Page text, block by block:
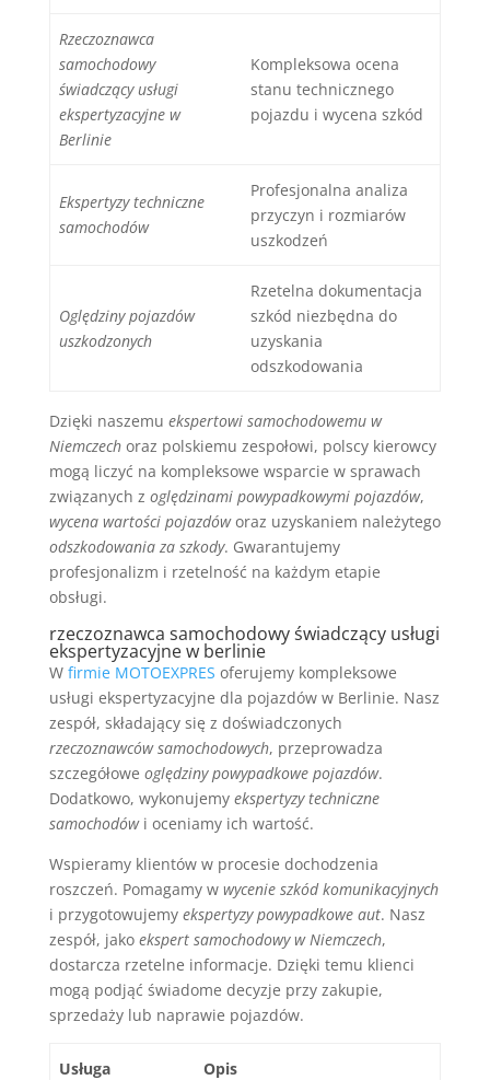
Rzeczoznawca
samochodowy
świadczący usługi
ekspertyzacyjne w
Berlinie
Kompleksowa ocena
stanu technicznego
pojazdu i wycena szkód
Ekspertyzy techniczne
samochodów
Profesjonalna analiza
przyczyn i rozmiarów
uszkodzeń
Oględziny pojazdów
uszkodzonych
Rzetelna dokumentacja
szkód niezbędna do
uzyskania
odszkodowania
Dzięki naszemu ekspertowi samochodowemu w
Niemczechoraz polskiemu zespołowi, polscy kierowcy
mogą liczyć na kompleksowe wsparcie w sprawach
związanych z oględzinami powypadkowymi pojazdów,
wycena wartości pojazdóworaz uzyskaniem należytego
odszkodowania za szkody. Gwarantujemy
profesjonalizm i rzetelność na każdym etapie
obsługi.
rzeczoznawca samochodowy świadczący usługi
ekspertyzacyjne w berlinie
W firmie MOTOEXPRES oferujemy kompleksowe
usługi ekspertyzacyjne dla pojazdów w Berlinie. Nasz
zespół, składający się z doświadczonych
rzeczoznawców samochodowych, przeprowadza
szczegółowe oględziny powypadkowe pojazdów.
Dodatkowo, wykonujemy ekspertyzy techniczne
samochodówi oceniamy ich wartość.
Wspieramy klientów w procesie dochodzenia
roszczeń. Pomagamy w wycenie szkód komunikacyjnych
i przygotowujemy ekspertyzy powypadkowe aut. Nasz
zespół, jako ekspert samochodowy w Niemczech,
dostarcza rzetelne informacje. Dzięki temu klienci
mogą podjąć świadome decyzje przy zakupie,
sprzedaży lub naprawie pojazdów.
Usługa Opis